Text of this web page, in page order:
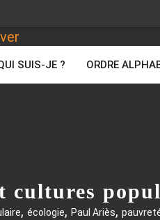
SUIS-JE ? ORDRE
cultures
, écologie, Paul Ariès,